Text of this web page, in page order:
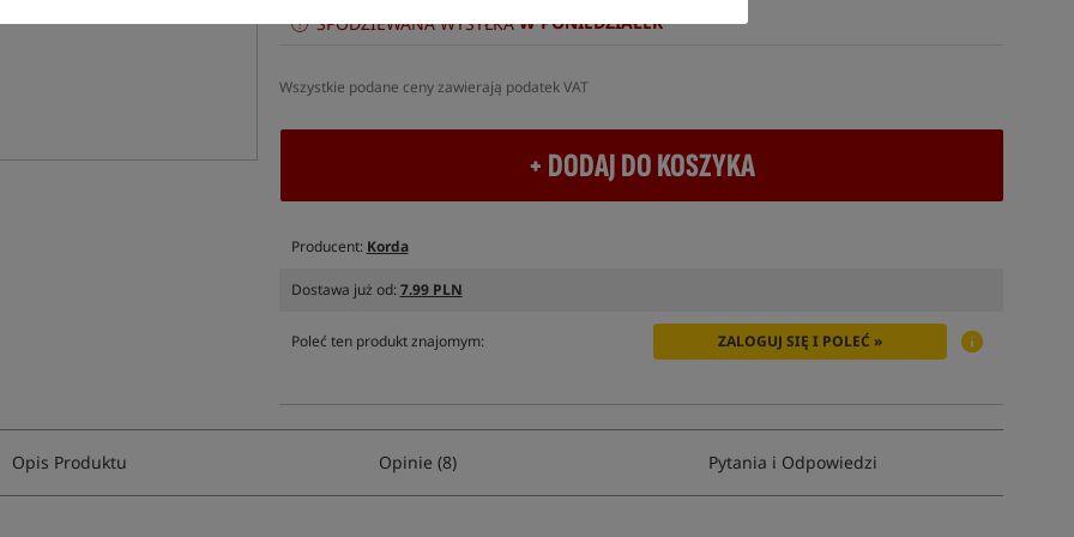
SPODZIEWANA WYSYŁKA W PONIEDZIAŁEK
Wszystkie podane ceny zawierają podatek VAT
+ DODAJ DO KOSZYKA
Producent: Korda
Dostawa już od:7.99 PLN
Poleć ten produkt znajomym: ZALOGUJ SIĘ I POLEĆ »
Opis Produktu Opinie (8) Pytania i Odpowiedzi